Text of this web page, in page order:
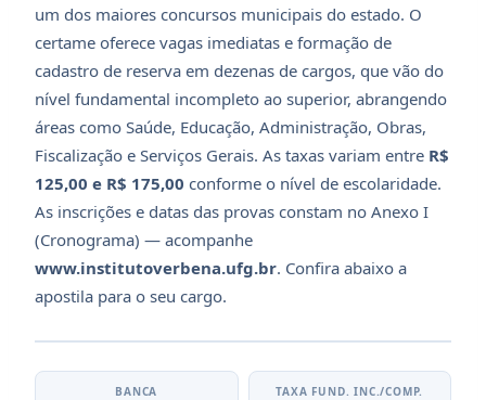
um dos maiores concursos municipais do estado. O
certame oferece vagas imediatas e formação de
cadastro de reserva em dezenas de cargos, que vão do
nível fundamental incompleto ao superior, abrangendo
áreas como Saúde, Educação, Administração, Obras,
Fiscalização e Serviços Gerais. As taxas variam entre R$
125,00 e R$ 175,00 conforme o nível de escolaridade.
As inscrições e datas das provas constam no Anexo I
(Cronograma) — acompanhe
www.institutoverbena.ufg.br. Confira abaixo a
apostila para o seu cargo.
BANCA TAXA FUND. INC./COMP.